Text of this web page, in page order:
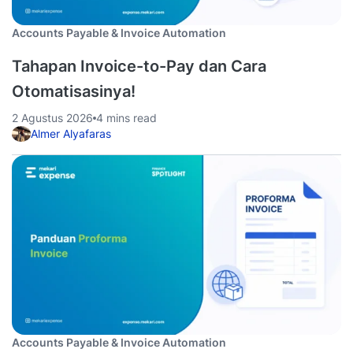
Accounts Payable & Invoice Automation
Tahapan Invoice-to-Pay dan Cara
Otomatisasinya!
2 Agustus 2026 4 mins read
Almer Alyafaras
Accounts Payable & Invoice Automation